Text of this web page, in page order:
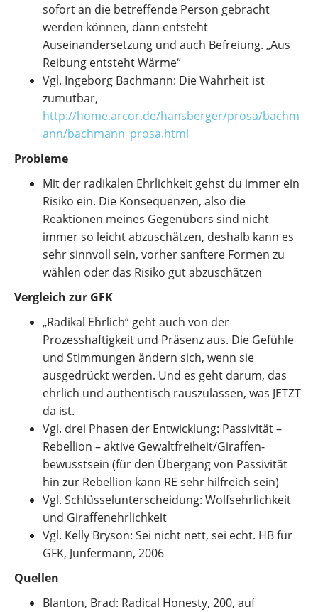
sofort an die betreffende Person gebracht
werden können, dann entsteht
Auseinandersetzung und auch Befreiung. „Aus
Reibung entsteht Wärme“
Vgl. Ingeborg Bachmann: Die Wahrheit ist
zumutbar,
http://home.arcor.de/hansberger/prosa/bachm
ann/bachmann_prosa.html
Probleme
Mit der radikalen Ehrlichkeit gehst du immer ein
Risiko ein. Die Konsequenzen, also die
Reaktionen meines Gegenübers sind nicht
immer so leicht abzuschätzen, deshalb kann es
sehr sinnvoll sein, vorher sanftere Formen zu
wählen oder das Risiko gut abzuschätzen
Vergleich zur GFK
„Radikal Ehrlich“ geht auch von der
Prozesshaftigkeit und Präsenz aus. Die Gefühle
und Stimmungen ändern sich, wenn sie
ausgedrückt werden. Und es geht darum, das
ehrlich und authentisch rauszulassen, was JETZT
da ist.
Vgl. drei Phasen der Entwicklung: Passivität –
Rebellion – aktive Gewaltfreiheit/Giraffen-
bewusstsein (für den Übergang von Passivität
hin zur Rebellion kann RE sehr hilfreich sein)
Vgl. Schlüsselunterscheidung: Wolfsehrlichkeit
und Giraffenehrlichkeit
Vgl. Kelly Bryson: Sei nicht nett, sei echt. HB für
GFK, Junfermann, 2006
Quellen
Blanton, Brad: Radical Honesty, 200, auf